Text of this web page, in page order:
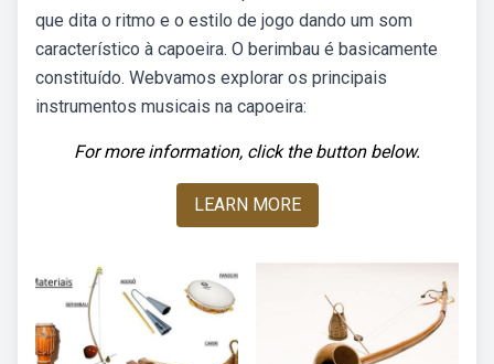
que dita o ritmo e o estilo de jogo dando um som
característico à capoeira. O berimbau é basicamente
constituído. Webvamos explorar os principais
instrumentos musicais na capoeira:
For more information, click the button below.
LEARN MORE